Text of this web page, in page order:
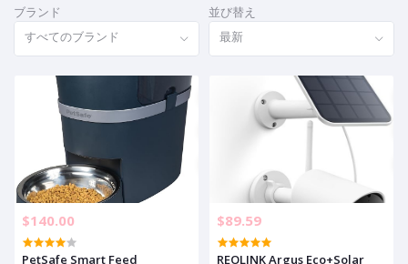
ブランド
すべてのブランド
並び替え
最新
$140.00
PetSafe Smart Feed
$89.59
REOLINK Argus Eco+Solar